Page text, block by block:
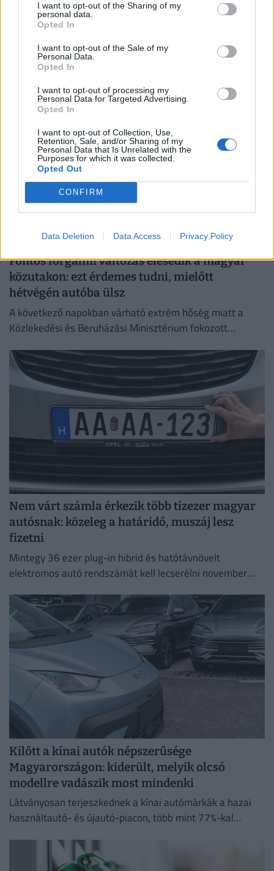
I want to opt-out of the Sharing of my
personal data.
Opted In
I want to opt-out of the Sale of my
Personal Data.
Opted In
I want to opt-out of processing my
Personal Data for Targeted Advertising.
Opted In
I want to opt-out of Collection, Use,
Retention, Sale, and/or Sharing of my
Personal Data that Is Unrelated with the
Purposes for which it was collected.
Opted Out
CONFIRM
Data Deletion Data Access Privacy Policy
Húzós időszak vár a magyar autósokra:
elkerülhetetlen a váltás, de nagyon kevesen
léptek még időben
Az elektromos autók európai térnyerése tovább
folytatódik, az átállás üteme azonban országonként
jelentősen eltér.
Fontos forgalmi változás élesedik a magyar
közutakon: ezt érdemes tudni, mielőtt
hétvégén autóba ülsz
A következő napokban várható extrém hőség miatt a
Közlekedési és Beruházási Minisztérium fokozott
Nem várt számla érkezik több tízezer magyar
autósnak: közeleg a határidő, muszáj lesz
fizetni
Mintegy 36 ezer plug-in hibrid és hatótávnövelt
elektromos autó rendszámát kell lecserélni november
Kilőtt a kínai autók népszerűsége
Magyarországon: kiderült, melyik olcsó
modellre vadászik most mindenki
Látványosan terjeszkednek a kínai autómárkák a hazai
használtautó- és újautó-piacon, több mint 77%-kal
tavalyhoz képest.